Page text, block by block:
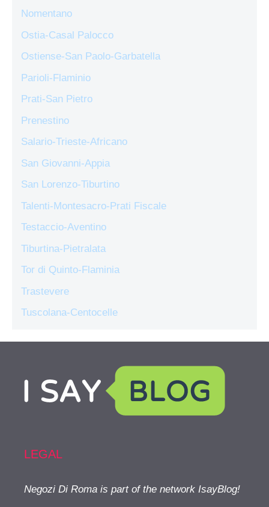
Nomentano
Ostia-Casal Palocco
Ostiense-San Paolo-Garbatella
Parioli-Flaminio
Prati-San Pietro
Prenestino
Salario-Trieste-Africano
San Giovanni-Appia
San Lorenzo-Tiburtino
Talenti-Montesacro-Prati Fiscale
Testaccio-Aventino
Tiburtina-Pietralata
Tor di Quinto-Flaminia
Trastevere
Tuscolana-Centocelle
LEGAL
Negozi Di Roma is part of the network IsayBlog!